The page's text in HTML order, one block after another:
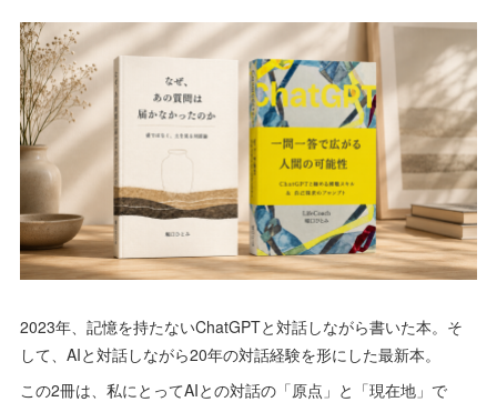
2023年、記憶を持たないChatGPTと対話しながら書いた本。そ
して、AIと対話しながら20年の対話経験を形にした最新本。
この2冊は、私にとってAIとの対話の「原点」と「現在地」で